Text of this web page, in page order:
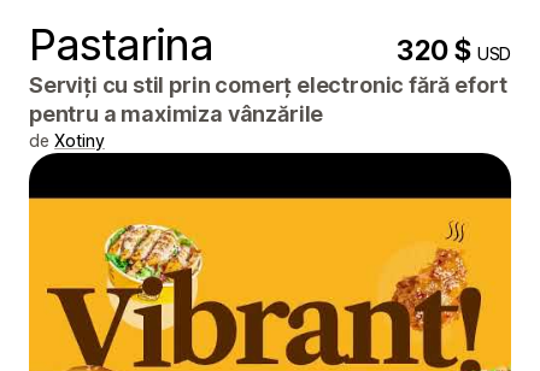
Pastarina 320 $USD
Serviți cu stil prin comerț electronic fără efort
pentru a maximiza vânzările
de Xotiny